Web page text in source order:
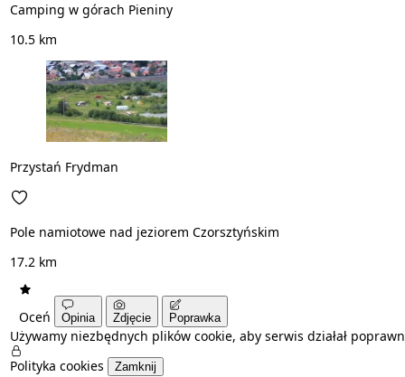
Camping w górach Pieniny
10.5 km
Przystań Frydman
Pole namiotowe nad jeziorem Czorsztyńskim
17.2 km
Oceń Opinia Zdjęcie Poprawka
Używamy niezbędnych plików cookie, aby serwis działał
Polityka cookies
Zamknij